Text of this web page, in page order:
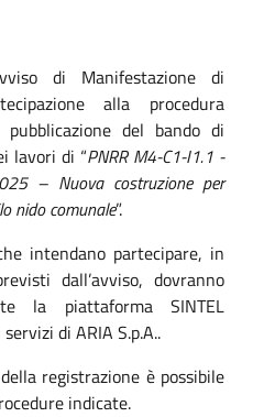
di Manifestazione di
alla procedura
del bando di
lavori di “PNRR M4-C1-I1.1 -
– Nuova costruzione per
nido comunale”.
intendano partecipare, in
dall’avviso, dovranno
la piattaforma SINTEL
di ARIA S.p.A..
registrazione è possibile
indicate.